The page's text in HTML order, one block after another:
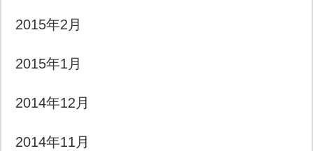
2015年2月
2015年1月
2014年12月
2014年11月